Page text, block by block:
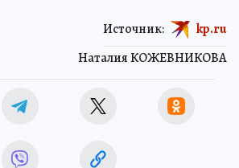
Наталия КОЖЕВНИКОВА
Источник: kp.ru